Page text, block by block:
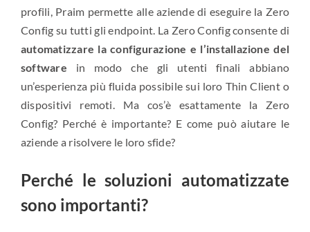
profili, Praim permette alle aziende di eseguire la Zero
Config su tutti gli endpoint. La Zero Config consente di
automatizzare la configurazione e l’installazione del
software in modo che gli utenti finali abbiano
un’esperienza più fluida possibile sui loro Thin Client o
dispositivi remoti. Ma cos’è esattamente la Zero
Config? Perché è importante? E come può aiutare le
aziende a risolvere le loro sfide?
Perché le soluzioni automatizzate
sono importanti?